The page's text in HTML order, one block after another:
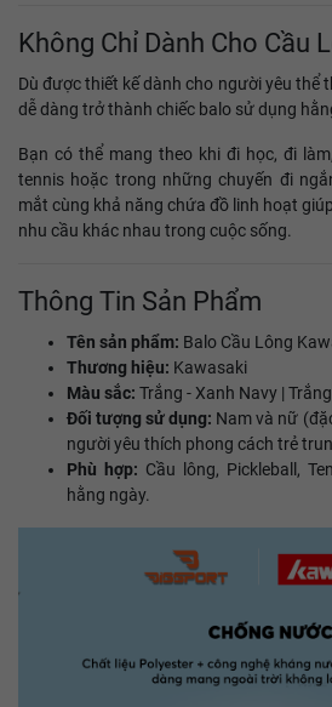
Không Chỉ Dành Cho Cầu
Dù được thiết kế dành cho người yêu thể
dễ dàng trở thành chiếc balo sử dụng
Bạn có thể mang theo khi đi học, đi
tennis hoặc trong những chuyến đi
mắt cùng khả năng chứa đồ linh hoạt
nhu cầu khác nhau trong cuộc sống.
Thông Tin Sản Phẩm
Tên sản phẩm: Balo Cầu Lông
Thương hiệu: Kawasaki
Màu sắc: Trắng - Xanh Navy |
Đối tượng sử dụng: Nam và nữ
người yêu thích phong cách trẻ
Phù hợp: Cầu lông, Pickleball,
hằng ngày.